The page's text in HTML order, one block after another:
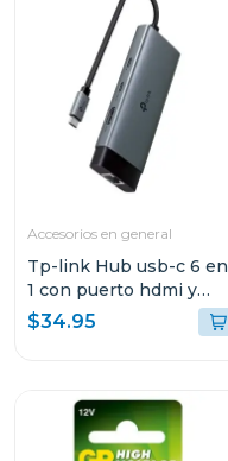
Accesorios en general
Tp-link Hub usb-c 6 en
1 con puerto hdmi y
carga rapida 100w
uh6120
$34.95